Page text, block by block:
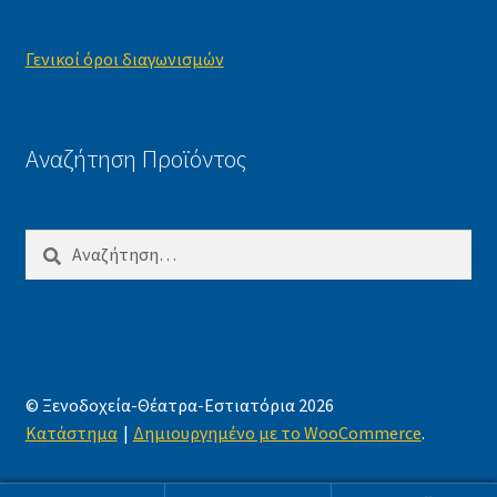
Γενικοί όροι διαγωνισμών
Αναζήτηση Προϊόντος
Αναζήτηση
© Ξενοδοχεία-Θέατρα-Εστιατόρια 2026
Κατάστημα
Δημιουργημένο με το WooCommerce.